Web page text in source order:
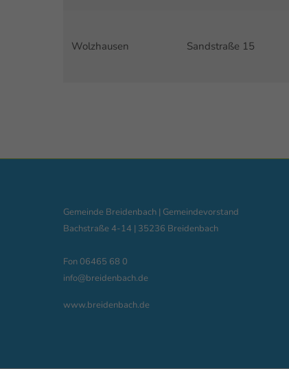
Wolzhausen Sandstraße 15
Gemeinde Breidenbach | Gemeindevorstand
Bachstraße 4-14 | 35236 Breidenbach
Fon 06465 68 0
info@breidenbach.de
www.breidenbach.de